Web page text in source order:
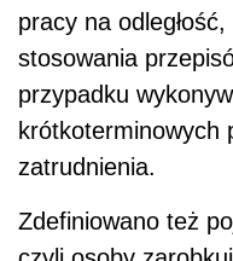
pracy na
stosowania
przypadku
krótkoterminowych
zatrudnienia.
Zdefiniowano też